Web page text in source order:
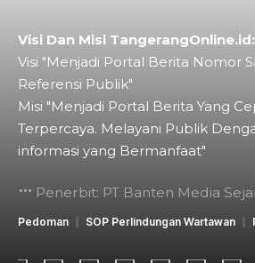
Visi Dan Misi TangerangOnline.id:
Visi "Menjadi Portal Berita Nomor
Referensi Publik"
Misi "Menjadi Portal Berita Yang
Terpercaya. Melayani Publik
informasi yang Bermanfaat"
Penerbit: PT Banten Media
Pedoman SOP Perlindungan Wartawan